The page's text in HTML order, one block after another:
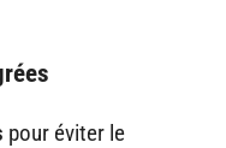
pour éviter le